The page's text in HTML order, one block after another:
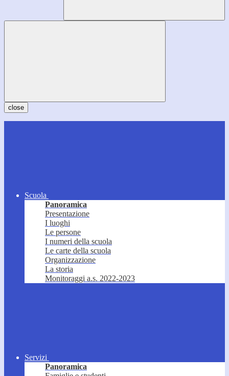
close
Scuola
Panoramica
Presentazione
I luoghi
Le persone
I numeri della scuola
Le carte della scuola
Organizzazione
La storia
Monitoraggi a.s. 2022-2023
Servizi
Panoramica